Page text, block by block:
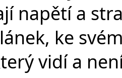
napětí a
ke
vidí a